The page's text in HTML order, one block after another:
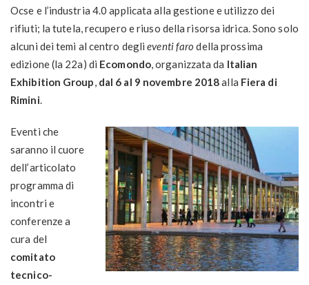
Ocse e l’industria 4.0 applicata alla gestione e utilizzo dei
rifiuti; la tutela, recupero e riuso della risorsa idrica. Sono solo
alcuni dei temi al centro deglieventi faro della prossima
edizione (la 22a) di Ecomondo, organizzata da Italian
Exhibition Group, dal 6 al 9 novembre 2018alla Fiera di
Rimini.
Eventi che
saranno il cuore
dell’articolato
programma di
incontri e
conferenze a
cura del
comitato
tecnico-